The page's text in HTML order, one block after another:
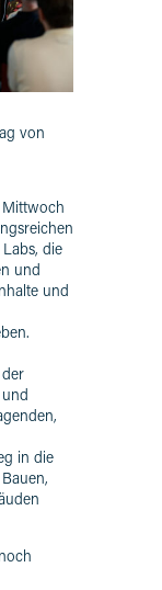
von
Mittwoch
die
und
und
in die